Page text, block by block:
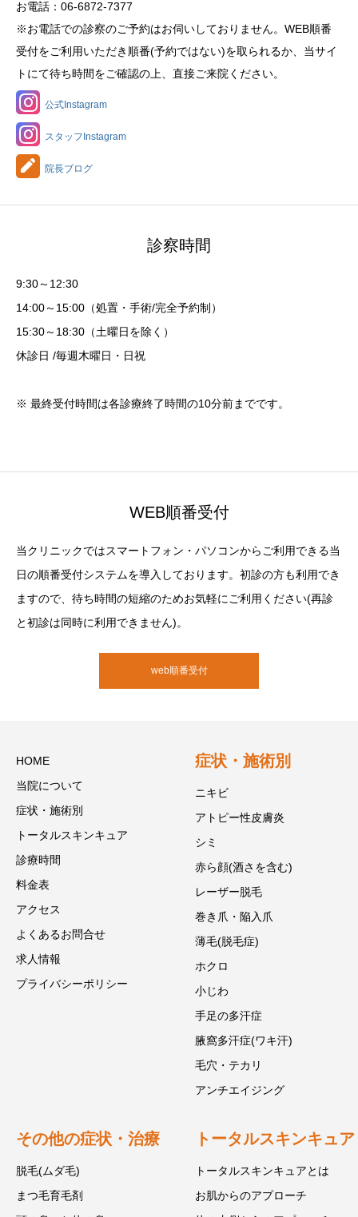
お電話：06-6872-7377
※お電話での診察のご予約はお伺いしておりません。WEB順番
受付をご利用いただき順番(予約ではない)を取られるか、当サイ
トにて待ち時間をご確認の上、直接ご来院ください。
公式Instagram
スタッフInstagram
院長ブログ
診察時間
9:30～12:30
14:00～15:00（処置・手術/完全予約制）
15:30～18:30（土曜日を除く）
休診日 /毎週木曜日・日祝
※ 最終受付時間は各診療終了時間の10分前までです。
WEB順番受付
当クリニックではスマートフォン・パソコンからご利用できる当
日の順番受付システムを導入しております。初診の方も利用でき
ますので、待ち時間の短縮のためお気軽にご利用ください(再診
と初診は同時に利用できません)。
web順番受付
HOME
当院について
症状・施術別
トータルスキンキュア
診療時間
料金表
アクセス
よくあるお問合せ
求人情報
プライバシーポリシー
症状・施術別
ニキビ
アトピー性皮膚炎
シミ
赤ら顔(酒さを含む)
レーザー脱毛
巻き爪・陥入爪
薄毛(脱毛症)
ホクロ
小じわ
手足の多汗症
腋窩多汗症(ワキ汗)
毛穴・テカリ
アンチエイジング
その他の症状・治療
脱毛(ムダ毛)
まつ毛育毛剤
トータルスキンキュア
トータルスキンキュアとは
お肌からのアプローチ